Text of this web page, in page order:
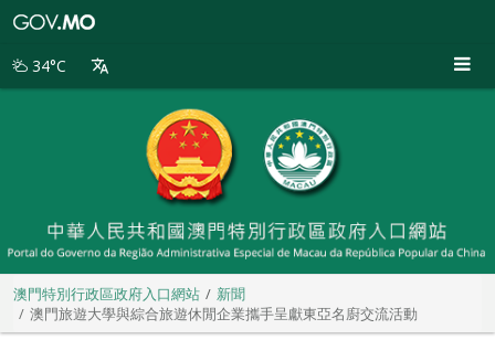
別
34°C
澳門特別行政區政府入口網站
新聞
澳門旅遊大學與綜合旅遊休閒企業攜手呈獻東亞名廚交流活動